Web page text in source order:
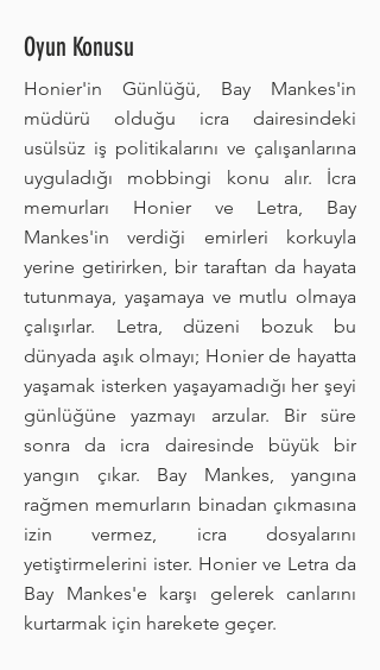
Oyun Konusu
Honier'in Günlüğü, Bay Mankes'in
müdürü olduğu icra dairesindeki
usülsüz iş politikalarını ve çalışanlarına
uyguladığı mobbingi konu alır. İcra
memurları Honier ve Letra, Bay
Mankes'in verdiği emirleri korkuyla
yerine getirirken, bir taraftan da hayata
tutunmaya, yaşamaya ve mutlu olmaya
çalışırlar. Letra, düzeni bozuk bu
dünyada aşık olmayı; Honier de hayatta
yaşamak isterken yaşayamadığı her şeyi
günlüğüne yazmayı arzular. Bir süre
sonra da icra dairesinde büyük bir
yangın çıkar. Bay Mankes, yangına
rağmen memurların binadan çıkmasına
izin vermez, icra dosyalarını
yetiştirmelerini ister. Honier ve Letra da
Bay Mankes'e karşı gelerek canlarını
kurtarmak için harekete geçer.